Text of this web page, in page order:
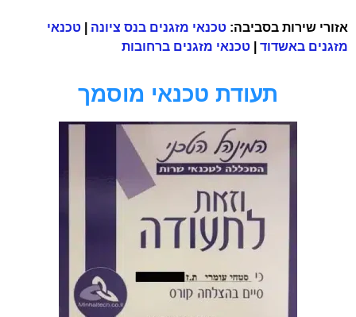
אזורי שירות בסביבה: טכנאי מזגנים בנס ציונה
טכנאי
מזגנים באשדוד
טכנאי מזגנים ברחובות
תעודת טכנאי מוסמך